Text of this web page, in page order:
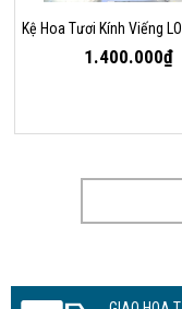
Kệ Hoa Tươi Kính Viếng
1.400.000₫